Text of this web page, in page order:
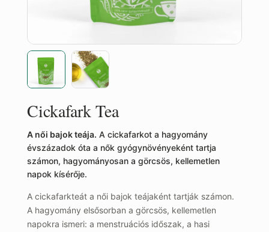
Cickafark Tea
A női bajok teája. A cickafarkot a hagyomány
évszázadok óta a nők gyógynövényeként tartja
számon, hagyományosan a görcsös, kellemetlen
napok kísérője.
A cickafarkteát a női bajok teájaként tartják számon.
A hagyomány elsősorban a görcsös, kellemetlen
napokra ismeri: a menstruációs időszak, a hasi